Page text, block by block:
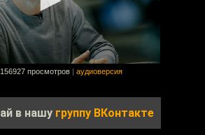
156927 просмотров аудиоверсия
в нашу группу ВКонтакте